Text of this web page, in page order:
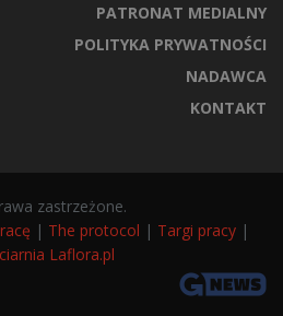
PATRONAT MEDIALNY
POLITYKA PRYWATNOŚCI
NADAWCA
KONTAKT
zastrzeżone.
| The protocol | Targi pracy |
Laflora.pl